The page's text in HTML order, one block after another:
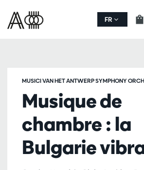
FR
Musique de
chambre : la
Bulgarie
MUSICI VAN HET ANTWERP SYMPHONY